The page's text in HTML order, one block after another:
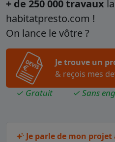
+ de 250 000 travaux
habitatpresto.com !
On lance le vôtre ?
Je trouve un
& reçois mes
✓ Gratuit ✓ Sans
Je parle de mon